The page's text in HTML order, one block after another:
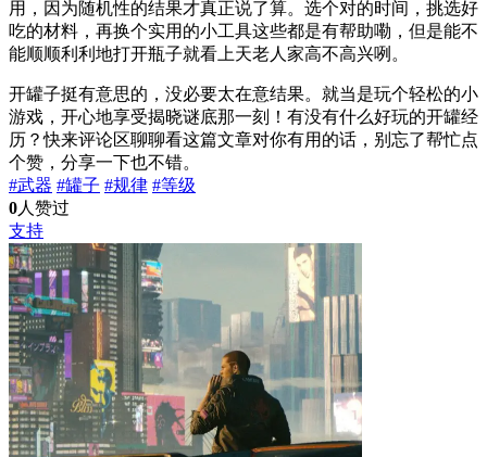
用，因为随机性的结果才真正说了算。选个对的时间，挑选好
吃的材料，再换个实用的小工具这些都是有帮助嘞，但是能不
能顺顺利利地打开瓶子就看上天老人家高不高兴咧。
开罐子挺有意思的，没必要太在意结果。就当是玩个轻松的小
游戏，开心地享受揭晓谜底那一刻！有没有什么好玩的开罐经
历？快来评论区聊聊看这篇文章对你有用的话，别忘了帮忙点
个赞，分享一下也不错。
#武器 #罐子 #规律 #等级
0人赞过
支持